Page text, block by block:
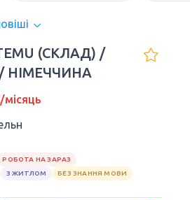
(СКЛАД) /
/ НІМЕЧЧИНА
місяць
РОБОТА НА ЗАРАЗ
З ЖИТЛОМ БЕЗ ЗНАННЯ МОВИ